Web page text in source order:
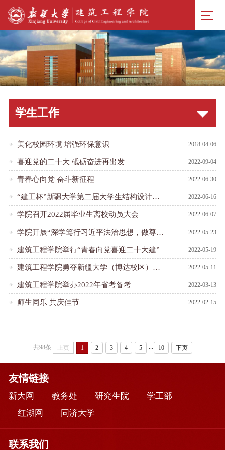
学生工作
美化校园环境 增强环保意识 2018-04-06
喜迎党的二十大 砥砺奋进再出发 2022-09-04
青春心向党 奋斗新征程 2022-06-30
“建工杯”新疆大学第二届大学生结构设计竞赛 2022-06-16
学院召开2022届毕业生离校动员大会 2022-06-07
学院开展“深学笃行习近平法治思想，做尊法守法的新时代青年”主题班会 2022-05-23
建筑工程学院举行“青春向党喜迎二十大建” 2022-05-19
建筑工程学院勇夺新疆大学（博达校区）篮球联赛冠军 2022-05-11
建筑工程学院举办2022年省考备考 2022-03-13
师生同乐 共庆佳节 2022-02-15
共98条 上页 1 2 3 4 5 ... 10 下页
友情链接
新大网 教务处 研究生院
学工部
红湖网
同济大学
联系我们